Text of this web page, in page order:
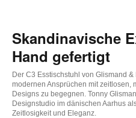
Skandinavische
Hand gefertigt
Der C3 Esstischstuhl von Glismand
modernen Ansprüchen mit zeitlosen,
Designs zu begegnen. Tonny
Designstudio im dänischen Aarhus
Zeitlosigkeit und Eleganz.